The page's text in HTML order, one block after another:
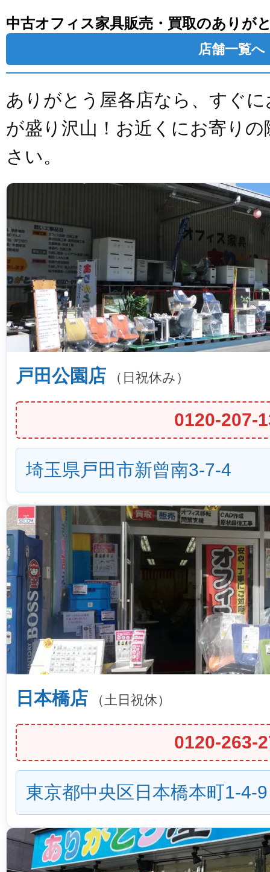
中古オフィス家具販売・買取のありが
店舗一覧へ
ありがとう屋各店なら、すぐ
が盛り沢山！お近くにお寄り
さい。
戸田公園店 （日祝休み）
0120-207-
埼玉県戸田市新曾南3-7-4
日本橋店 （土日祝休）
0120-263-
東京都中央区日本橋本町1-4-9